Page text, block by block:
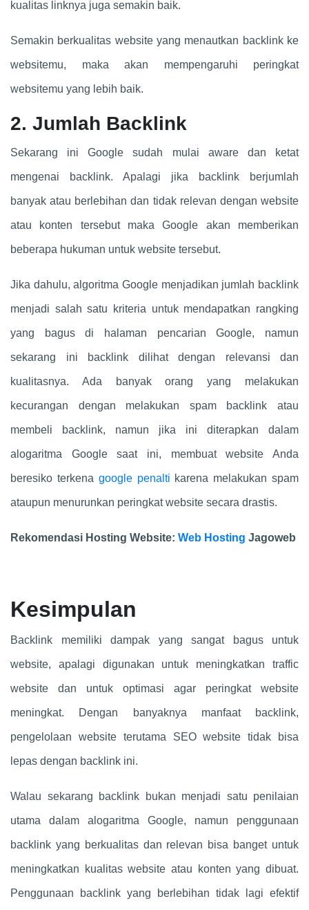
kualitas linknya juga semakin baik.
Semakin berkualitas website yang menautkan backlink ke
websitemu, maka akan mempengaruhi peringkat
websitemu yang lebih baik.
2. Jumlah Backlink
Sekarang ini Google sudah mulai aware dan ketat
mengenai backlink. Apalagi jika backlink berjumlah
banyak atau berlebihan dan tidak relevan dengan website
atau konten tersebut maka Google akan memberikan
beberapa hukuman untuk website tersebut.
Jika dahulu, algoritma Google menjadikan jumlah backlink
menjadi salah satu kriteria untuk mendapatkan rangking
yang bagus di halaman pencarian Google, namun
sekarang ini backlink dilihat dengan relevansi dan
kualitasnya. Ada banyak orang yang melakukan
kecurangan dengan melakukan spam backlink atau
membeli backlink, namun jika ini diterapkan dalam
alogaritma Google saat ini, membuat website Anda
beresiko terkena google penalti karena melakukan spam
ataupun menurunkan peringkat website secara drastis.
Rekomendasi Hosting Website: Web Hosting Jagoweb
Kesimpulan
Backlink memiliki dampak yang sangat bagus untuk
website, apalagi digunakan untuk meningkatkan traffic
website dan untuk optimasi agar peringkat website
meningkat. Dengan banyaknya manfaat backlink,
pengelolaan website terutama SEO website tidak bisa
lepas dengan backlink ini.
Walau sekarang backlink bukan menjadi satu penilaian
utama dalam alogaritma Google, namun penggunaan
backlink yang berkualitas dan relevan bisa banget untuk
meningkatkan kualitas website atau konten yang dibuat.
Penggunaan backlink yang berlebihan tidak lagi efektif